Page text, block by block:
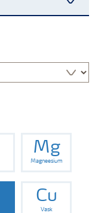
Mg
Magneesium
Cu
Vask